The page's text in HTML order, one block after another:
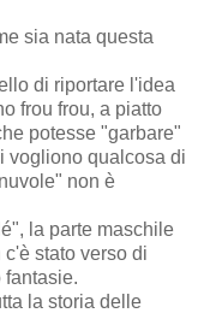
sia nata questa
di riportare l'idea
frou frou, a piatto
potesse "garbare"
vogliono qualcosa di
non è
la parte maschile
stato verso di
la storia delle